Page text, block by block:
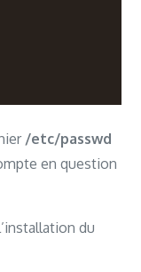
/etc/passwd
en question
du